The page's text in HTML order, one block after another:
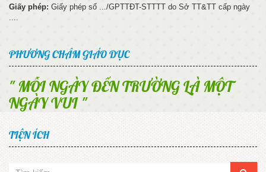
Giấy phép: Giấy phép số .../GPTTĐT-STTTT do Sở TT&TT cấp ngày
PHƯƠNG CHÂM GIÁO DỤC
" MỖI NGÀY ĐẾN TRƯỜNG LÀ MỘT
NGÀY VUI "
TIỆN ÍCH